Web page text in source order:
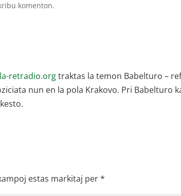
komenton.
retradio.orgtraktas la temon Babelturo –
nun en la pola Krakovo. Pri Babelturo
estas markitaj per*